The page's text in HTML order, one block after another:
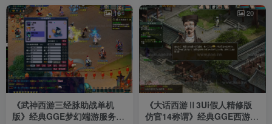
16
《武神西游三经脉助战单机
版》经典GGE梦幻端游服务端
20
《大话西游Ⅱ3Ui假人精修版
仿官14称谓》经典GGE西游自